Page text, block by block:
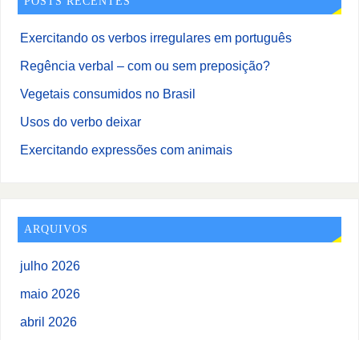
Exercitando os verbos irregulares em português
Regência verbal – com ou sem preposição?
Vegetais consumidos no Brasil
Usos do verbo deixar
Exercitando expressões com animais
ARQUIVOS
julho 2026
maio 2026
abril 2026